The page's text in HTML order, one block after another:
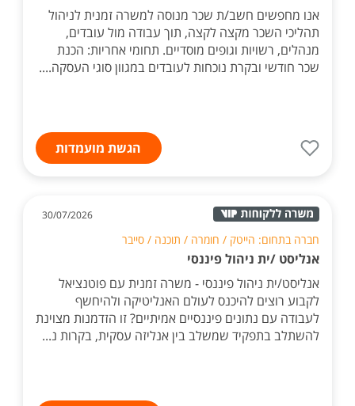
אנו מחפשים חשב/ת שכר מנוסה למשרה זמנית לניהול
תהליכי השכר מקצה לקצה, תוך עבודה מול עובדים,
מנהלים, רשויות וגופים מוסדיים. תחומי אחריות: הכנת
שכר חודשי ובקרת נוכחות לעובדים במגוון סוגי העסקה....
הגשת מועמדות
30/07/2026
חברה בתחום: הייטק / חומרה / תוכנה / סייבר
אנליסט /ית ניהול פיננסי
אנליסט/ית ניהול פיננסי - משרה זמנית עם פוטנציאל
לקבוע רוצים להיכנס לעולם האנליטיקה ולהיחשף
לעבודה עם נתונים פיננסיים אמיתיים? זו הזדמנות מצוינת
להשתלב בתפקיד שמשלב בין אנליזה עסקית, בקרות נ...